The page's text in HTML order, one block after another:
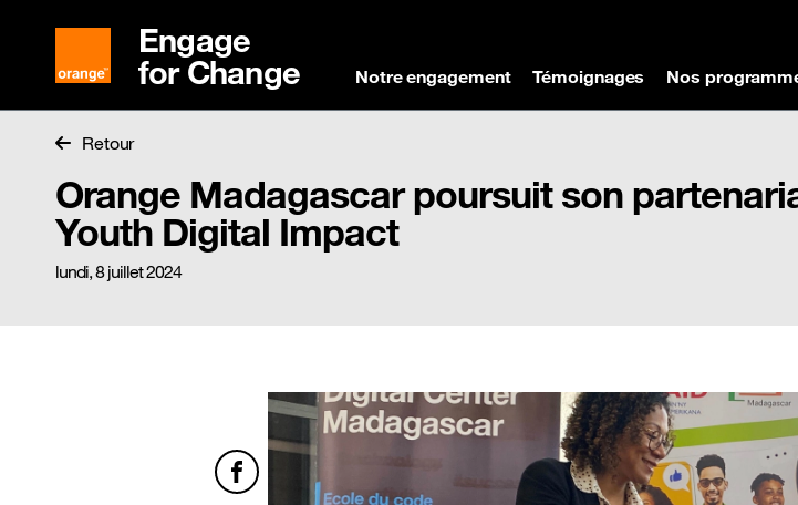
Engage
for Change Notre engagement Témoignages Nos
Retour
Orange Madagascar poursuit son
Youth Digital Impact
lundi, 8 juillet 2024
Facebook